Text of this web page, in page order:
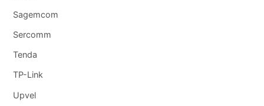
Sagemcom
Sercomm
Tenda
TP-Link
Upvel